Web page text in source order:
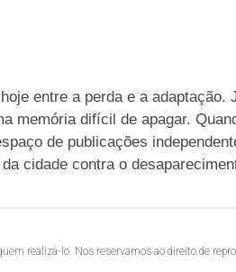
entre a perda e a adaptação.
memória difícil de apagar.
de publicações
cidade contra o
realizá-lo. Nos reservamos ao direito de